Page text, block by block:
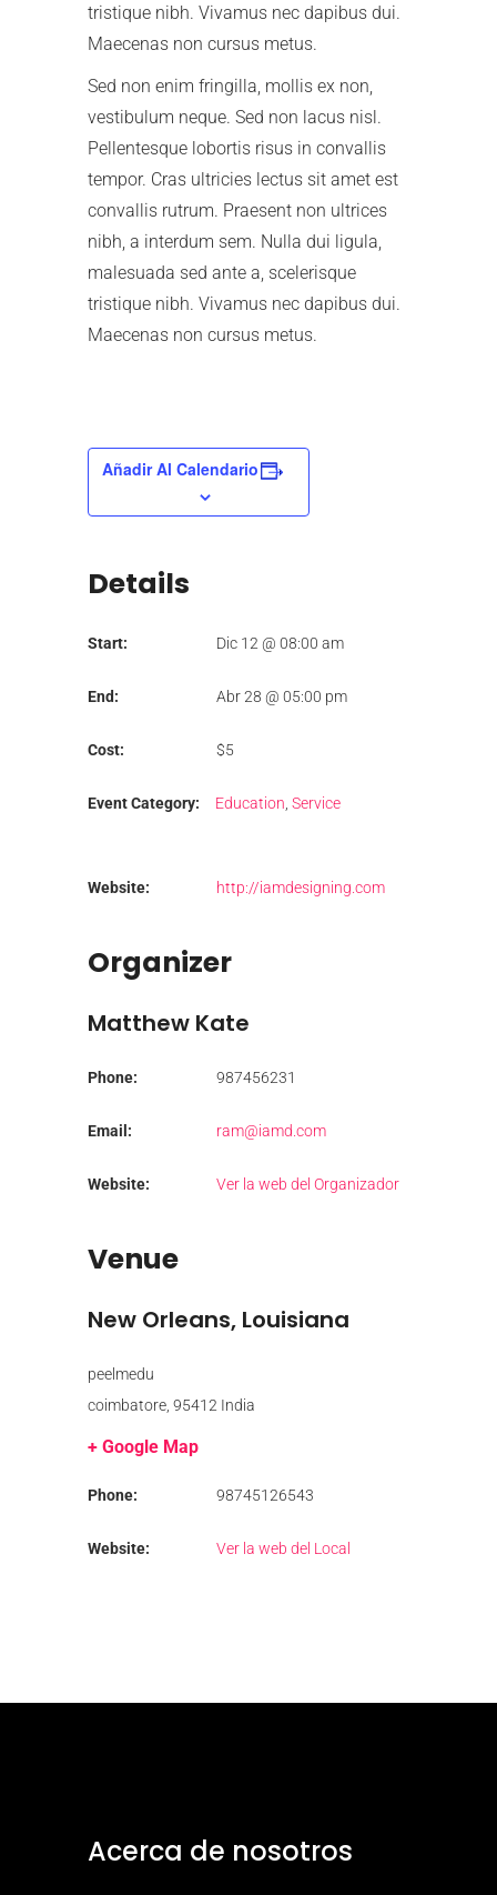
tristique nibh. Vivamus nec dapibus dui.
Maecenas non cursus metus.
Sed non enim fringilla, mollis ex non,
vestibulum neque. Sed non lacus nisl.
Pellentesque lobortis risus in convallis
tempor. Cras ultricies lectus sit amet est
convallis rutrum. Praesent non ultrices
nibh, a interdum sem. Nulla dui ligula,
malesuada sed ante a, scelerisque
tristique nibh. Vivamus nec dapibus dui.
Maecenas non cursus metus.
Añadir Al Calendario
Details
Start: Dic 12 @ 08:00 am
End: Abr 28 @ 05:00 pm
Cost: $5
Event Category: Education, Service
Website: http://iamdesigning.com
Organizer
Matthew Kate
Phone: 987456231
Email: ram@iamd.com
Website: Ver la web del Organizador
Venue
New Orleans, Louisiana
peelmedu
coimbatore, 95412 India
+ Google Map
Phone: 98745126543
Website: Ver la web del Local
Acerca de nosotros